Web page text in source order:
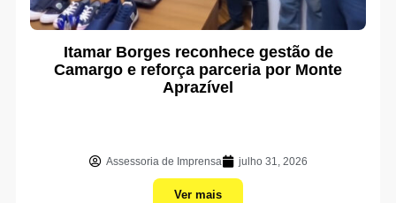
Itamar Borges reconhece gestão de
Camargo e reforça parceria por Monte
Aprazível
Assessoria de Imprensa julho 31, 2026
Ver mais